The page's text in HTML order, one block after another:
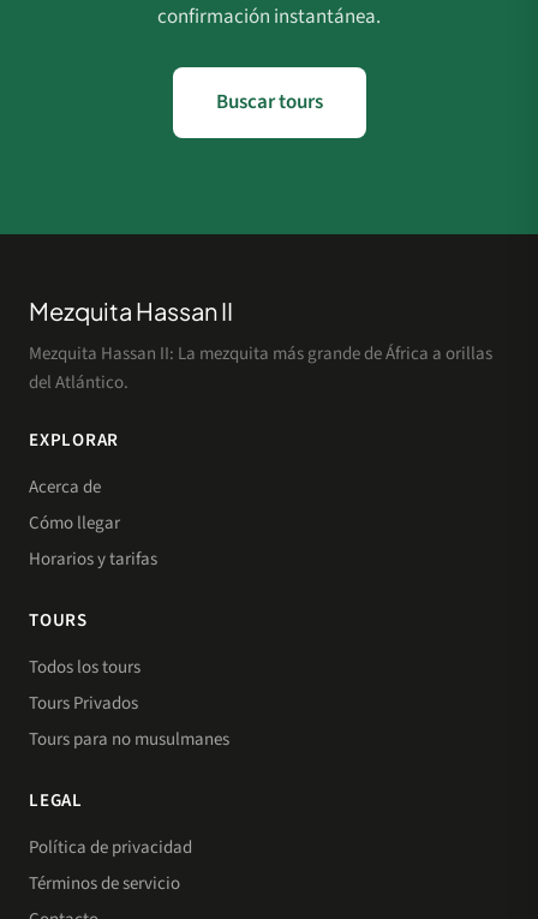
confirmación instantánea.
Buscar tours
Mezquita Hassan II
Mezquita Hassan II: La mezquita más grande de África a orillas
del Atlántico.
EXPLORAR
Acerca de
Cómo llegar
Horarios y tarifas
TOURS
Todos los tours
Tours Privados
Tours para no musulmanes
LEGAL
Política de privacidad
Términos de servicio